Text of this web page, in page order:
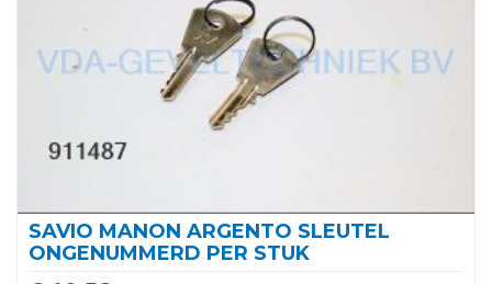
SAVIO MANON ARGENTO SLEUTEL
ONGENUMMERD PER STUK